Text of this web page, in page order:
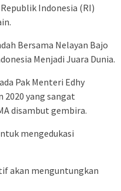
Indonesia (RI)
Bersama Nelayan Bajo
Menjadi Juara Dunia.
Pak Menteri Edhy
2020 yang sangat
disambut gembira.
mengedukasi
akan menguntungkan